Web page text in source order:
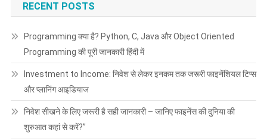
RECENT POSTS
Programming क्या है? Python, C, Java और Object Oriented
Programming की पूरी जानकारी हिंदी में
Investment to Income: निवेश से लेकर इनकम तक जरूरी फाइनेंशियल टिप्स
और प्लानिंग आइडियाज
निवेश सीखने के लिए जरूरी है सही जानकारी – जानिए फाइनेंस की दुनिया की
शुरुआत कहां से करें?”